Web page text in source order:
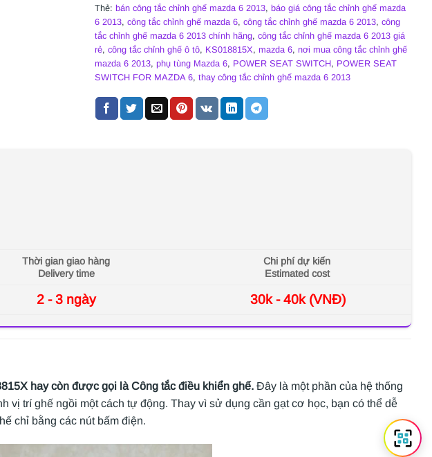
Thẻ: bán công tắc chỉnh ghế mazda 6 2013, báo giá công tắc chỉnh ghế mazda
6 2013, công tắc chỉnh ghế mazda 6, công tắc chỉnh ghế mazda 6 2013, công
tắc chỉnh ghế mazda 6 2013 chính hãng, công tắc chỉnh ghế mazda 6 2013 giá
rẻ, công tắc chỉnh ghế ô tô, KS018815X, mazda 6, nơi mua công tắc chỉnh ghế
mazda 6 2013, phụ tùng Mazda 6, POWER SEAT SWITCH, POWER SEAT
SWITCH FOR MAZDA 6, thay công tắc chỉnh ghế mazda 6 2013
Thời gian giao hàng
Delivery time
Chi phí dự kiến
Estimated cost
2 - 3 ngày 30k - 40k (VNĐ)
hay còn được gọi là Công tắc điều khiển ghế. Đây là một phần của hệ thống
vị trí ghế ngồi một cách tự động. Thay vì sử dụng cần gạt cơ học, bạn có thể dễ
chỉ bằng các nút bấm điện.